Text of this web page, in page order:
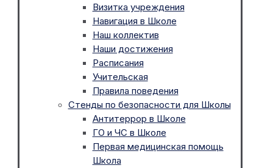
Визитка учреждения
Навигация в Школе
Наш коллектив
Наши достижения
Расписания
Учительская
Правила поведения
Стенды по безопасности для Школы
Антитеррор в Школе
ГО и ЧС в Школе
Первая медицинская помощь
Школа